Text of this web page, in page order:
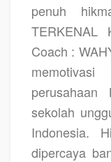
penuh
TERKENAL
Coach :
perusahaan
sekolah
Indonesia.
dipercaya